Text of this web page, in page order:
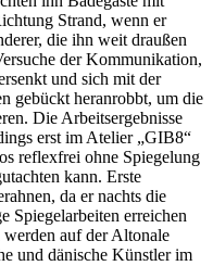
Strand, wenn er
die ihn weit draußen
der Kommunikation,
und sich mit der
gebückt heranrobbt, um die
Die Arbeitsergebnisse
erst im Atelier „GIB8“
reflexfrei ohne Spiegelung
kann. Erste
da er nachts die
Spiegelarbeiten erreichen
werden auf der Altonale
und dänische Künstler im